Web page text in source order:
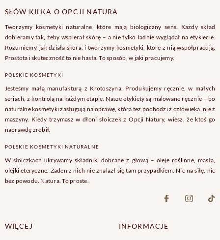
SŁÓW KILKA O OPCJI NATURA
Tworzymy kosmetyki naturalne, które mają biologiczny sens. Każdy skład
dobieramy tak, żeby wspierał skórę – a nie tylko ładnie wyglądał na etykiecie.
Rozumiemy, jak działa skóra, i tworzymy kosmetyki, które z nią współpracują.
Prostota i skuteczność to nie hasła. To sposób, w jaki pracujemy.
POLSKIE KOSMETYKI
Jesteśmy małą manufakturą z Krotoszyna. Produkujemy ręcznie, w małych
seriach, z kontrolą na każdym etapie. Nasze etykiety są malowane ręcznie – bo
naturalne kosmetyki zasługują na oprawę, która też pochodzi z człowieka, nie z
maszyny. Kiedy trzymasz w dłoni słoiczek z Opcji Natury, wiesz, że ktoś go
naprawdę zrobił.
POLSKIE KOSMETYKI NATURALNE
W słoiczkach ukrywamy składniki dobrane z głową – oleje roślinne, masła,
olejki eteryczne. Żaden z nich nie znalazł się tam przypadkiem. Nic na siłę, nic
bez powodu. Natura. To proste.
WIĘCEJ INFORMACJE